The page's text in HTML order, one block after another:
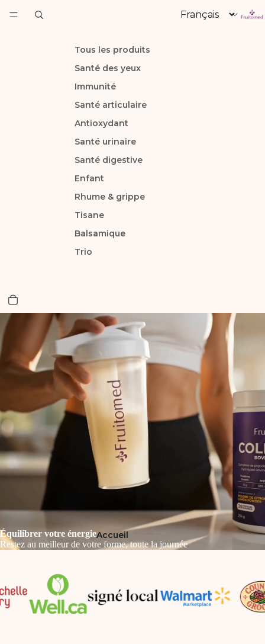
Tous les produits
Santé des yeux
Immunité
Santé articulaire
Antioxydant
Santé urinaire
Santé digestive
Enfant
Rhume & grippe
Tisane
Balsamique
Trio
Accueil
Langue
Équilibrer votre énergie
Restez au meilleur de votre forme, toute la journée